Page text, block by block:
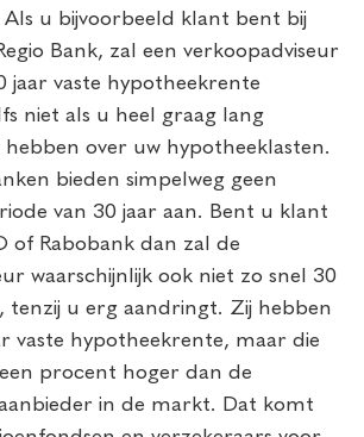
u bijvoorbeeld klant bent bij
Bank, zal een verkoopadviseur
jaar vaste hypotheekrente
niet als u heel graag lang
hebben over uw hypotheeklasten.
bieden simpelweg geen
van 30 jaar aan. Bent u klant
of Rabobank dan zal de
waarschijnlijk ook niet zo snel 30
tenzij u erg aandringt. Zij hebben
vaste hypotheekrente, maar die
procent hoger dan de
in de markt. Dat komt